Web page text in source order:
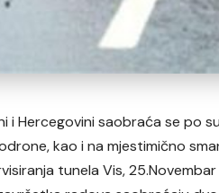
i Hercegovini saobraća se po
kao i na mjestimično
tunela Vis,